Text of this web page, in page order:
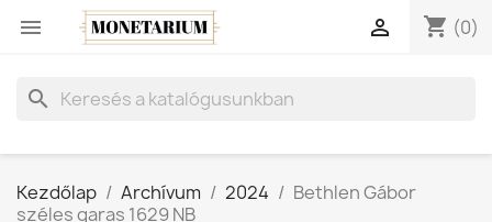
 shopping_cart (0)

search
Kezdőlap Archívum 2024
Bethlen Gábor
széles garas 1629 NB